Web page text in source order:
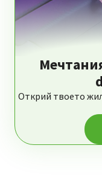
Открий твоето